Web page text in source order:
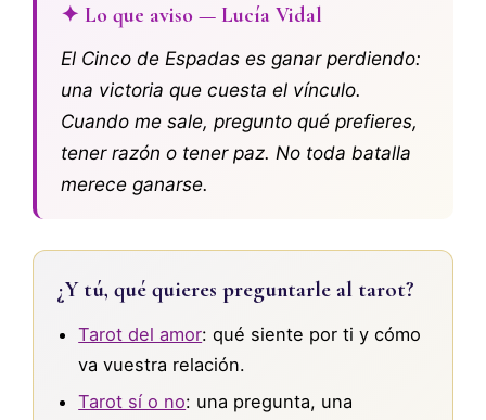
✦ Lo que aviso — Lucía Vidal
El Cinco de Espadas es ganar perdiendo:
una victoria que cuesta el vínculo.
Cuando me sale, pregunto qué prefieres,
tener razón o tener paz. No toda batalla
merece ganarse.
¿Y tú, qué quieres preguntarle al tarot?
Tarot del amor: qué siente por ti y cómo
va vuestra relación.
Tarot sí o no: una pregunta, una